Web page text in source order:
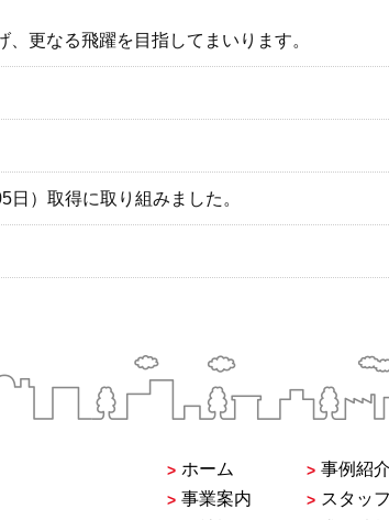
更なる飛躍を目指してまいります。
）取得に取り組みました。
ホーム
事業案内
事例紹介
スタッ